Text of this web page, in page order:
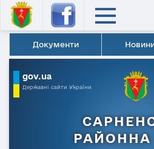
Документи
gov.ua
Державні сайти України
РАЙОННА